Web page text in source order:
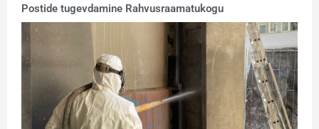
Postide tugevdamine Rahvusraamatukogu